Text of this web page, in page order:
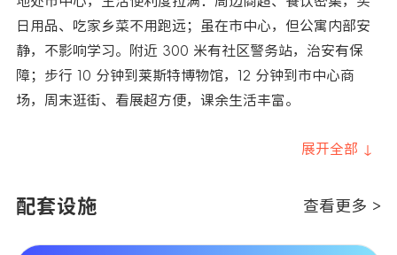
日用品、吃家乡菜不用跑远；虽在市中心，但公寓内部安
静，不影响学习。附近 300 米有社区警务站，治安有保
障；步行 10 分钟到莱斯特博物馆，12 分钟到市中心商
场，周末逛街、看展超方便，课余生活丰富。​
展开全部 ↓
配套设施 查看更多 >